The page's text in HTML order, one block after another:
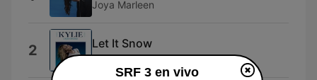
Joya Marleen
2 Let It Snow
Kylie Minogue
SRF 3 en vivo